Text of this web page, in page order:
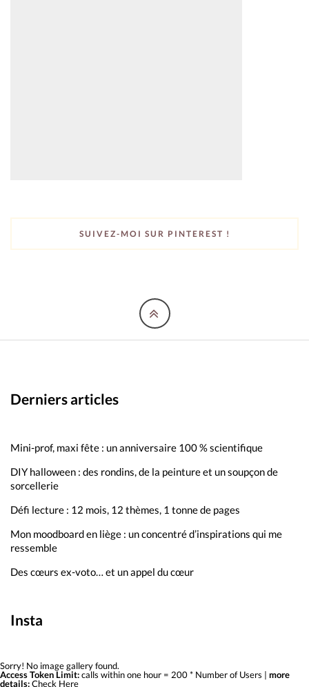
SUIVEZ-MOI SUR PINTEREST !
Derniers articles
Mini-prof, maxi fête : un anniversaire 100 % scientifique
DIY halloween : des rondins, de la peinture et un soupçon de
sorcellerie
Défi lecture : 12 mois, 12 thèmes, 1 tonne de pages
Mon moodboard en liège : un concentré d’inspirations qui me
ressemble
Des cœurs ex-voto… et un appel du cœur
Insta
Sorry! No image gallery found.
Access Token Limit:calls within one hour = 200 * Number of Users | more
details:Check Here